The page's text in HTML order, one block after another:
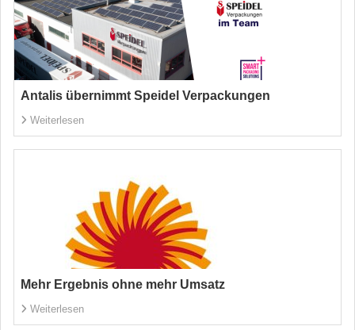
Antalis übernimmt Speidel Verpackungen
Weiterlesen
Mehr Ergebnis ohne mehr Umsatz
Weiterlesen